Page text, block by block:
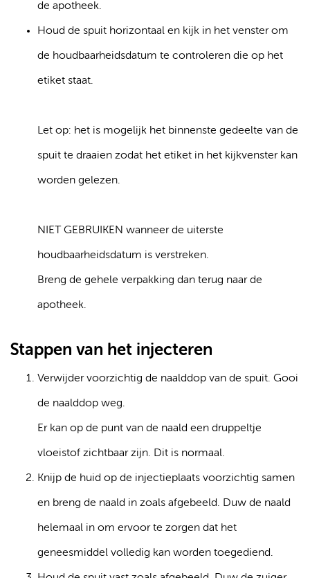
de apotheek.
Houd de spuit horizontaal en kijk in het venster om
de houdbaarheidsdatum te controleren die op het
etiket staat.
Let op: het is mogelijk het binnenste gedeelte van de
spuit te draaien zodat het etiket in het kijkvenster kan
worden gelezen.
NIET GEBRUIKEN wanneer de uiterste
houdbaarheidsdatum is verstreken.
Breng de gehele verpakking dan terug naar de
apotheek.
Stappen van het injecteren
Verwijder voorzichtig de naalddop van de spuit. Gooi
de naalddop weg.
Er kan op de punt van de naald een druppeltje
vloeistof zichtbaar zijn. Dit is normaal.
Knijp de huid op de injectieplaats voorzichtig samen
en breng de naald in zoals afgebeeld. Duw de naald
helemaal in om ervoor te zorgen dat het
geneesmiddel volledig kan worden toegediend.